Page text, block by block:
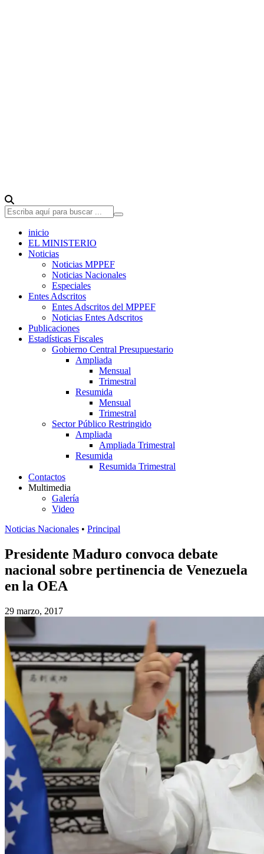
inicio
EL MINISTERIO
Noticias
Noticias MPPEF
Noticias Nacionales
Especiales
Entes Adscritos
Entes Adscritos del MPPEF
Noticias Entes Adscritos
Publicaciones
Estadísticas Fiscales
Gobierno Central Presupuestario
Ampliada
Mensual
Trimestral
Resumida
Mensual
Trimestral
Sector Público Restringido
Ampliada
Ampliada Trimestral
Resumida
Resumida Trimestral
Contactos
Multimedia
Galería
Video
Noticias Nacionales • Principal
Presidente Maduro convoca debate
nacional sobre pertinencia de Venezuela
en la OEA
29 marzo, 2017